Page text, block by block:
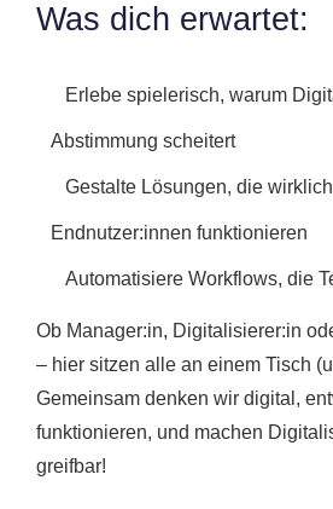
Was dich erwartet:
Erlebe spielerisch, warum
Abstimmung scheitert
Gestalte Lösungen, die
Endnutzer:innen funktionieren
Automatisiere Workflows, die
Ob Manager:in, Digitalisierer:in
– hier sitzen alle an einem Tisch
Gemeinsam denken wir digital,
funktionieren, und machen
greifbar!